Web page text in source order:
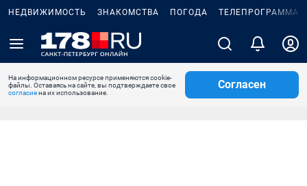
НЕДВИЖИМОСТЬ ЗНАКОМСТВА ПОГОДА ТЕЛЕПРОГРАММА
На информационном ресурсе применяются cookie-
файлы. Оставаясь на сайте, вы подтверждаете свое
согласиена их использование.
Согласен